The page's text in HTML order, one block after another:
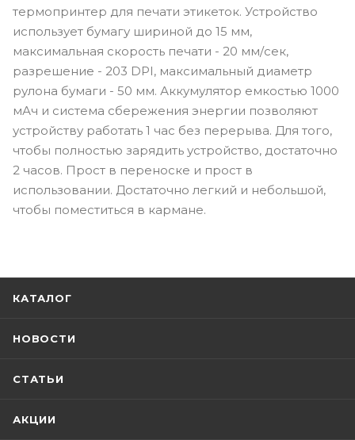
термопринтер для печати этикеток. Устройство
использует бумагу шириной до 15 мм,
максимальная скорость печати - 20 мм/сек,
разрешение - 203 DPI, максимальный диаметр
рулона бумаги - 50 мм. Аккумулятор емкостью 1000
мАч и система сбережения энергии позволяют
устройству работать 1 час без перерыва. Для того,
чтобы полностью зарядить устройство, достаточно
2 часов. Прост в переноске и прост в
использовании. Достаточно легкий и небольшой,
чтобы поместиться в кармане.
КАТАЛОГ
НОВОСТИ
СТАТЬИ
АКЦИИ